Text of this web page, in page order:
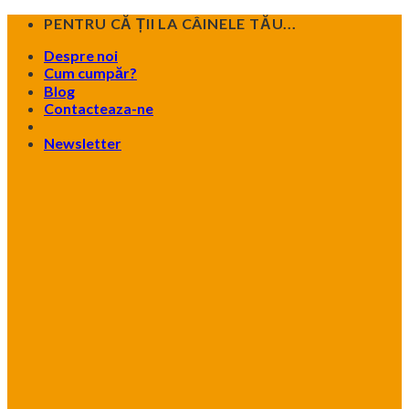
Skip
content
PENTRU CĂ ȚII LA CÂINELE TĂU...
Despre noi
Cum cumpăr?
Blog
Contacteaza-ne
Newsletter